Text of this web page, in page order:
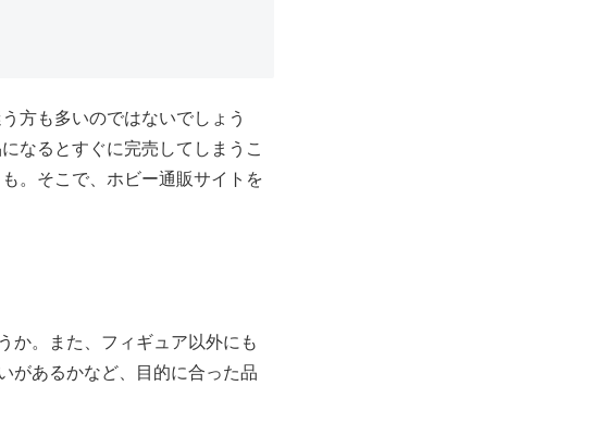
方も多いのではないでしょう
なるとすぐに完売してしまうこ
。そこで、ホビー通販サイトを
か。また、フィギュア以外にも
があるかなど、目的に合った品